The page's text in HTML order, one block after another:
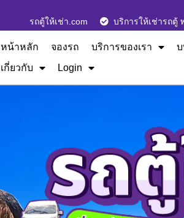
รถตู้ให้เช่า.com บริการให้เช่ารถตู้
หน้าหลัก จองรถ บริการของเรา
เกี่ยวกับ
Login